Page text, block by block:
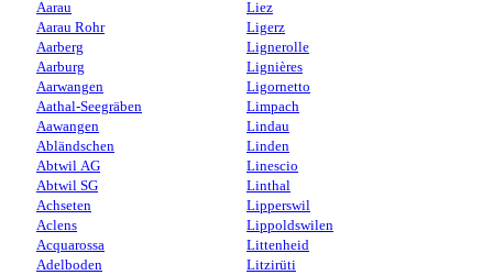
Aarau
Aarau Rohr
Aarberg
Aarburg
Aarwangen
Aathal-Seegräben
Aawangen
Abländschen
Abtwil AG
Abtwil SG
Achseten
Aclens
Acquarossa
Adelboden
Liez
Ligerz
Lignerolle
Lignières
Ligornetto
Limpach
Lindau
Linden
Linescio
Linthal
Lipperswil
Lippoldswilen
Littenheid
Litzirüti